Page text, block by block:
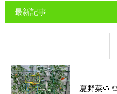
最新記事
夏野菜🍉🫑